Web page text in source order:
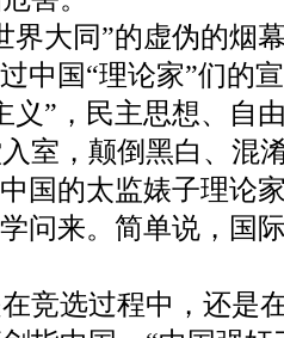
界大同”的虚伪的烟
中国“理论家”们的
义”，民主思想、自
室，颠倒黑白、
国的太监婊子理论
问来。简单说，国
竞选过程中，还是